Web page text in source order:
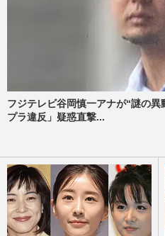
フジテレビ谷岡慎一アナが“謎の
プラ違反」疑惑直撃...